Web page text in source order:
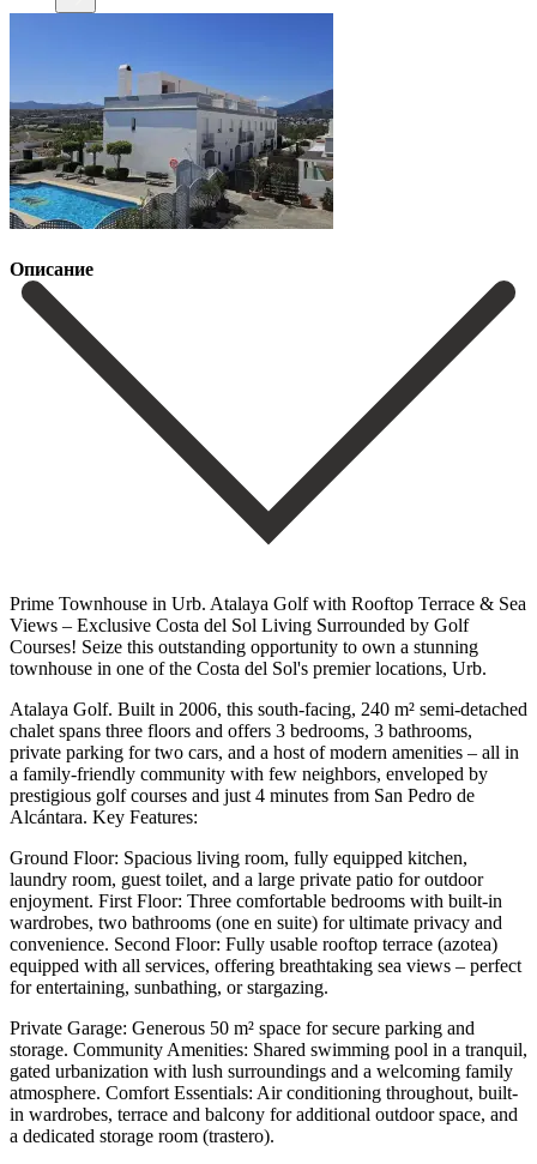
Описание
Prime Townhouse in Urb. Atalaya Golf with Rooftop Terrace & Sea
Views – Exclusive Costa del Sol Living Surrounded by Golf
Courses! Seize this outstanding opportunity to own a stunning
townhouse in one of the Costa del Sol's premier locations, Urb.
Atalaya Golf. Built in 2006, this south-facing, 240 m² semi-detached
chalet spans three floors and offers 3 bedrooms, 3 bathrooms,
private parking for two cars, and a host of modern amenities – all in
a family-friendly community with few neighbors, enveloped by
prestigious golf courses and just 4 minutes from San Pedro de
Alcántara. Key Features:
Ground Floor: Spacious living room, fully equipped kitchen,
laundry room, guest toilet, and a large private patio for outdoor
enjoyment. First Floor: Three comfortable bedrooms with built-in
wardrobes, two bathrooms (one en suite) for ultimate privacy and
convenience. Second Floor: Fully usable rooftop terrace (azotea)
equipped with all services, offering breathtaking sea views – perfect
for entertaining, sunbathing, or stargazing.
Private Garage: Generous 50 m² space for secure parking and
storage. Community Amenities: Shared swimming pool in a tranquil,
gated urbanization with lush surroundings and a welcoming family
atmosphere. Comfort Essentials: Air conditioning throughout, built-
in wardrobes, terrace and balcony for additional outdoor space, and
a dedicated storage room (trastero).